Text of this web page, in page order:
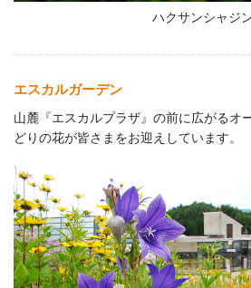
ハクサンシャジ
エスカルガーデン
山麓『エスカルプラザ』の前に広がるオ
どりの花が皆さまをお迎えしています。